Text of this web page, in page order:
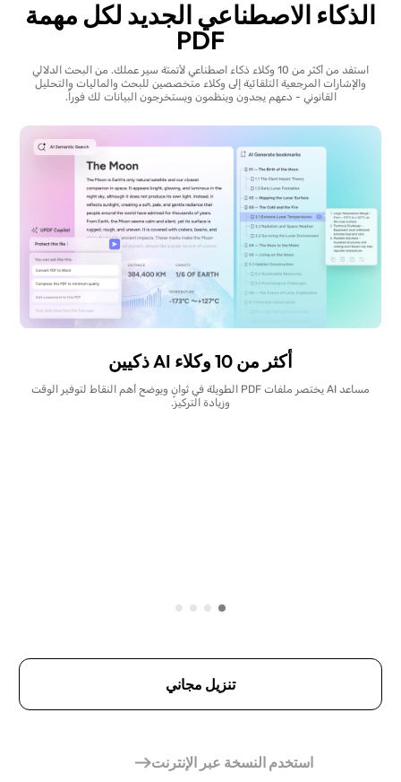
الذكاء الاصطناعي الجديد لكل مهمة
PDF
استفد من أكثر من 10 وكلاء ذكاء اصطناعي لأتمتة سير عملك. من البحث الدلالي
والإشارات المرجعية التلقائية إلى وكلاء متخصصين للبحث والماليات والتحليل
القانوني - دعهم يجدون وينظمون ويستخرجون البيانات لك فوراً.
أكثر من 10 وكلاء AI ذكيين
مساعد AI يختصر ملفات PDF الطويلة في ثوانٍ ويوضح أهم النقاط لتوفير الوقت
وزيادة التركيز.
تنزيل مجاني
استخدم النسخة عبر الإنترنت